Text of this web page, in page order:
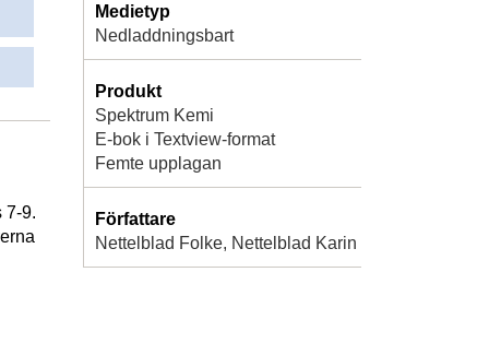
7-9.
Medietyp
Nedladdningsbart
Produkt
Spektrum Kemi
E-bok i Textview-format
Femte upplagan
Författare
Nettelblad Folke, Nettelblad Karin